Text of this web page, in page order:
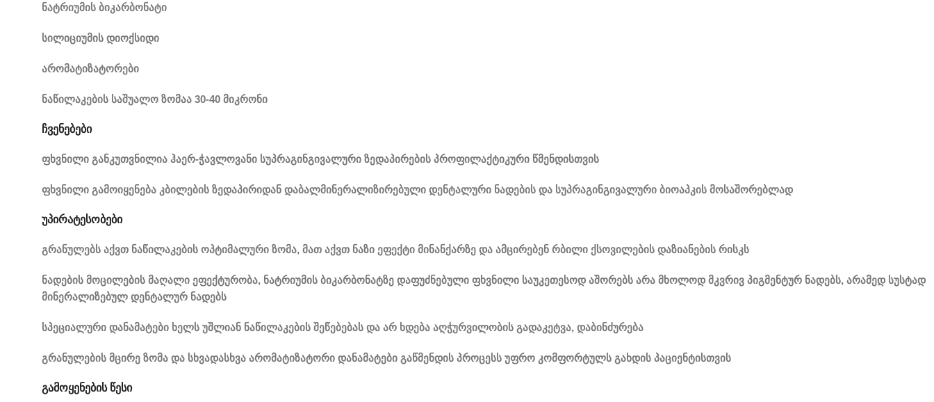
ნატრიუმის ბიკარბონატი
სილიციუმის დიოქსიდი
არომატიზატორები
ნაწილაკების საშუალო ზომაა 30-40 მიკრონი
ჩვენებები
ფხვნილი განკუთვნილია ჰაერ-ჭავლოვანი სუპრაგინგივალური ზედაპირების პროფილაქტიკური წმენდისთვის
ფხვნილი გამოიყენება კბილების ზედაპირიდან დაბალმინერალიზირებული დენტალური ნადების და სუპრაგინგივალური ბიოაპკის მოსაშორებლად
უპირატესობები
გრანულებს აქვთ ნაწილაკების ოპტიმალური ზომა, მათ აქვთ ნაზი ეფექტი მინანქარზე და ამცირებენ რბილი ქსოვილების დაზიანების რისკს
ნადების მოცილების მაღალი ეფექტურობა, ნატრიუმის ბიკარბონატზე დაფუძნებული ფხვნილი საუკეთესოდ აშორებს არა მხოლოდ მკვრივ პიგმენტურ ნადებს, არამედ სუსტად
მინერალიზებულ დენტალურ ნადებს
სპეციალური დანამატები ხელს უშლიან ნაწილაკების შეწებებას და არ ხდება აღჭურვილობის გადაკეტვა, დაბინძურება
გრანულების მცირე ზომა და სხვადასხვა არომატიზატორი დანამატები გაწმენდის პროცესს უფრო კომფორტულს გახდის პაციენტისთვის
გამოყენების წესი